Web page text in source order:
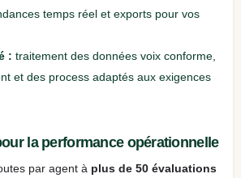
temps réel et exports pour vos
: traitement des données voix conforme,
et des process adaptés aux exigences
la performance opérationnelle
par agent à plus de 50 évaluations